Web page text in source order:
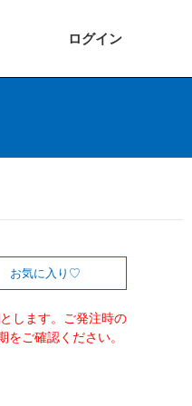
ログイン
お気に入り
します。ご発注時の
ご確認ください。